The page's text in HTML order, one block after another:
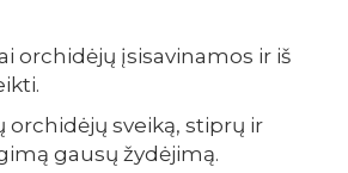
orchidėjų įsisavinamos ir iš
orchidėjų sveiką, stiprų ir
gausų žydėjimą.